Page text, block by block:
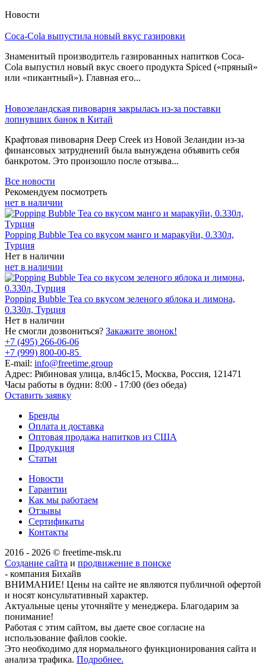
Новости
Coca-Cola выпустила новый вкус газировки
Знаменитый производитель газированных напитков Coca-
Cola выпустил новый вкус своего продукта Spiced («пряный»
или «пикантный»). Главная его...
Новозеландская пивоварня закрылась из-за поставки
лопнувших банок в Китай
Крафтовая пивоварня Deep Creek из Новой Зеландии из-за
финансовых затруднений была вынуждена объявить себя
банкротом. Это произошло после отзыва...
Все новости
Рекомендуем посмотреть
нет в наличии
Popping Bubble Tea со вкусом манго и маракуйи, 0.330л,
Турция
Нет в наличии
нет в наличии
Popping Bubble Tea со вкусом зеленого яблока и лимона,
0.330л, Турция
Нет в наличии
Не смогли дозвониться? Закажите звонок!
+7 (495) 266-06-06
+7 (999) 800-00-85
E-mail: info@freetime.group
Адрес: Рябиновая улица, вл46с15, Москва, Россия, 121471
Часы работы в будни: 8:00 - 17:00 (без обеда)
Оставить заявку
Бренды
Оплата и доставка
Оптовая продажа напитков из США
Продукция
Статьи
Новости
Гарантии
Как мы работаем
Отзывы
Сертификаты
Контакты
2016 - 2026 © freetime-msk.ru
Создание сайта и продвижение в поиске
- компания Бихайв
ВНИМАНИЕ! Цены на сайте не являются публичной офертой
и носят консультативный характер.
Актуальные цены уточняйте у менеджера. Благодарим за
понимание!
Работая с этим сайтом, вы даете свое согласие на
использование файлов cookie.
Это необходимо для нормального функционирования сайта и
анализа трафика. Подробнее.